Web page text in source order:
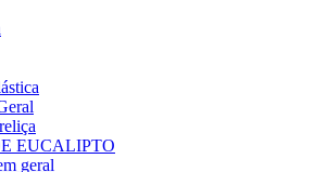
EUCALIPTO
geral